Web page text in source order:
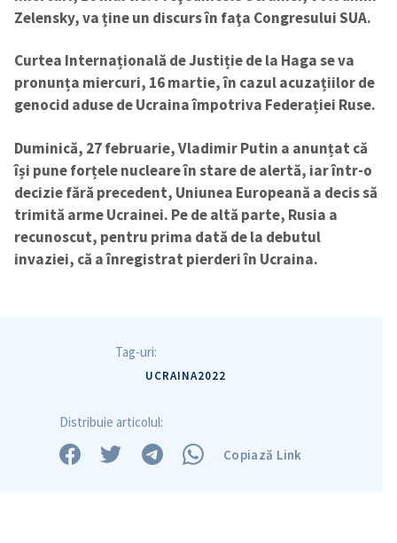
in English
на русском
Zelensky, va ține un discurs în faţa Congresului SUA.
Curtea Internațională de Justiție de la Haga se va
pronunța miercuri, 16 martie, în cazul acuzațiilor de
genocid aduse de Ucraina împotriva Federației Ruse.
Duminică, 27 februarie, Vladimir Putin a anunțat că
își pune forțele nucleare în stare de alertă, iar într-o
decizie fără precedent, Uniunea Europeană a decis să
trimită arme Ucrainei. Pe de altă parte, Rusia a
recunoscut, pentru prima dată de la debutul
invaziei, că a înregistrat pierderi în Ucraina.
Tag-uri:
UCRAINA2022
Distribuie articolul:
Copiază Link